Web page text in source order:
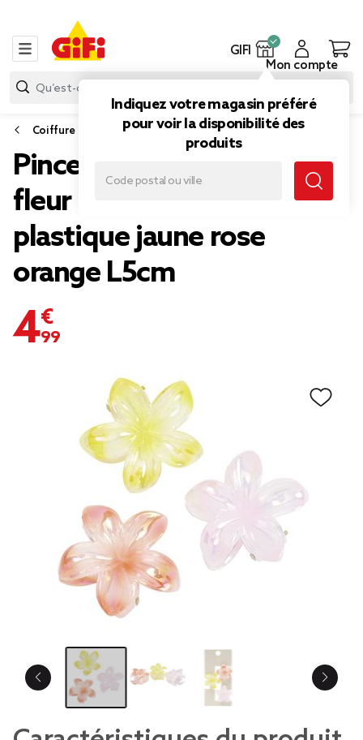
GIFI
Indiquez votre magasin préféré
pour voir la disponibilité des
produits
Mon compte
Coiffure
Pince cheveux x3 mini
fleur de tiaré nacré
plastique jaune rose
orange L5cm
4,99 €